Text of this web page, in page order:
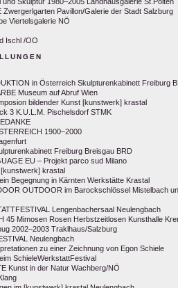
Zwergerlgarten Pavillon/Galerie der Stadt Salzburg
Viertelsgalerie NÖ
Ischl /OO
in Österreich Skulpturenkabinett Freiburg
Museum auf Abruf Wien
bildender Kunst [kunstwerk] krastal
3 K.U.L.M. Pischelsdorf STMK
1900–2000
Freiburg Breisgau BRD
EU – Projekt parco sud Milano
krastal
Begegnung in Kärnten Werkstätte Krastal
OUTDOOR im Barockschlössel Mistelbach
Lengenbachersaal Neulengbach
45 Mimosen Rosen Herbstzeitlosen Kunsthalle
2002–2003 Traklhaus/Salzburg
Neulengbach
zu einer Zeichnung von Egon Schiele
SchieleWerkstattFestival
Kunst in der Natur Wachberg/NÖ